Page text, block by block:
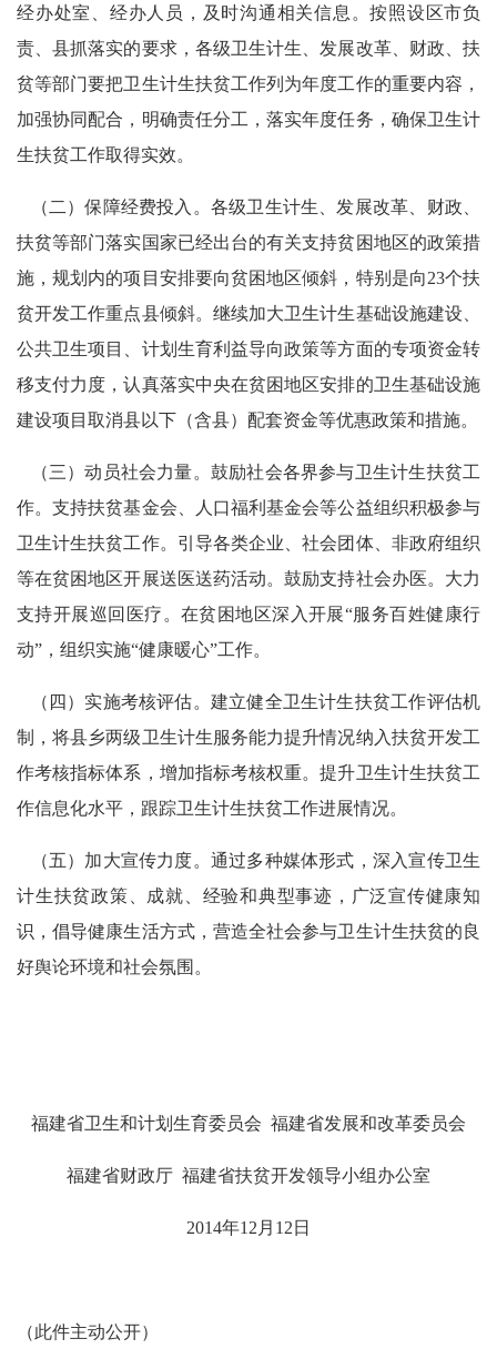
经办处室、经办人员，及时沟通相关信息。按照设区市负
责、县抓落实的要求，各级卫生计生、发展改革、财政、扶
贫等部门要把卫生计生扶贫工作列为年度工作的重要内容，
加强协同配合，明确责任分工，落实年度任务，确保卫生计
生扶贫工作取得实效。
（二）保障经费投入。各级卫生计生、发展改革、财政、
扶贫等部门落实国家已经出台的有关支持贫困地区的政策措
施，规划内的项目安排要向贫困地区倾斜，特别是向23个扶
贫开发工作重点县倾斜。继续加大卫生计生基础设施建设、
公共卫生项目、计划生育利益导向政策等方面的专项资金转
移支付力度，认真落实中央在贫困地区安排的卫生基础设施
建设项目取消县以下（含县）配套资金等优惠政策和措施。
（三）动员社会力量。鼓励社会各界参与卫生计生扶贫工
作。支持扶贫基金会、人口福利基金会等公益组织积极参与
卫生计生扶贫工作。引导各类企业、社会团体、非政府组织
等在贫困地区开展送医送药活动。鼓励支持社会办医。大力
支持开展巡回医疗。在贫困地区深入开展“服务百姓健康行
动”，组织实施“健康暖心”工作。
（四）实施考核评估。建立健全卫生计生扶贫工作评估机
制，将县乡两级卫生计生服务能力提升情况纳入扶贫开发工
作考核指标体系，增加指标考核权重。提升卫生计生扶贫工
作信息化水平，跟踪卫生计生扶贫工作进展情况。
（五）加大宣传力度。通过多种媒体形式，深入宣传卫生
计生扶贫政策、成就、经验和典型事迹，广泛宣传健康知
识，倡导健康生活方式，营造全社会参与卫生计生扶贫的良
好舆论环境和社会氛围。
福建省卫生和计划生育委员会 福建省发展和改革委员会
福建省财政厅 福建省扶贫开发领导小组办公室
2014年12月12日
（此件主动公开）